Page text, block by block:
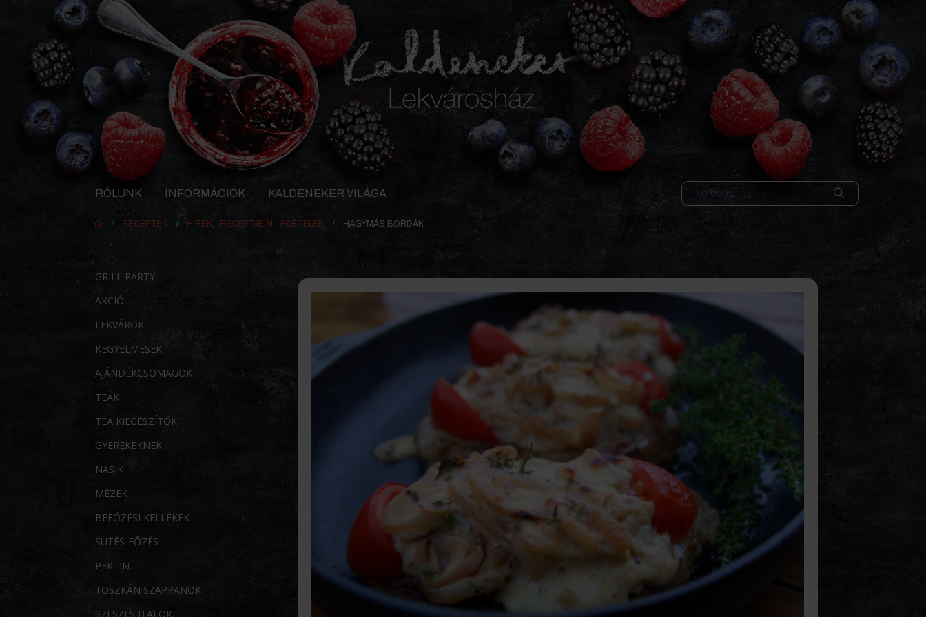
RÓLUNK INFORMÁCIÓK KALDENEKER VILÁGA
RECEPTEK HÍREK RECEPTJEIM FŐÉTELEK HAGYMÁS BORDÁK
GRILL PARTY
AKCIÓ
LEKVÁROK
KEGYELMESÉK
AJÁNDÉKCSOMAGOK
TEÁK
TEA KIEGÉSZÍTŐK
GYEREKEKNEK
NASIK
MÉZEK
BEFŐZÉSI KELLÉKEK
SÜTÉS-FŐZÉS
PEKTIN
TOSZKÁN SZAPPANOK
SZESZES ITALOK